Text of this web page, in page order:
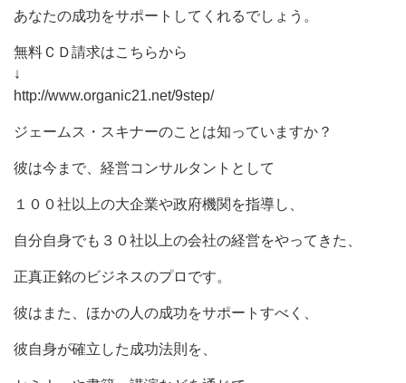
あなたの成功をサポートしてくれるでしょう。
無料ＣＤ請求はこちらから
↓
http://www.organic21.net/9step/
ジェームス・スキナーのことは知っていますか？
彼は今まで、経営コンサルタントとして
１００社以上の大企業や政府機関を指導し、
自分自身でも３０社以上の会社の経営をやってきた、
正真正銘のビジネスのプロです。
彼はまた、ほかの人の成功をサポートすべく、
彼自身が確立した成功法則を、